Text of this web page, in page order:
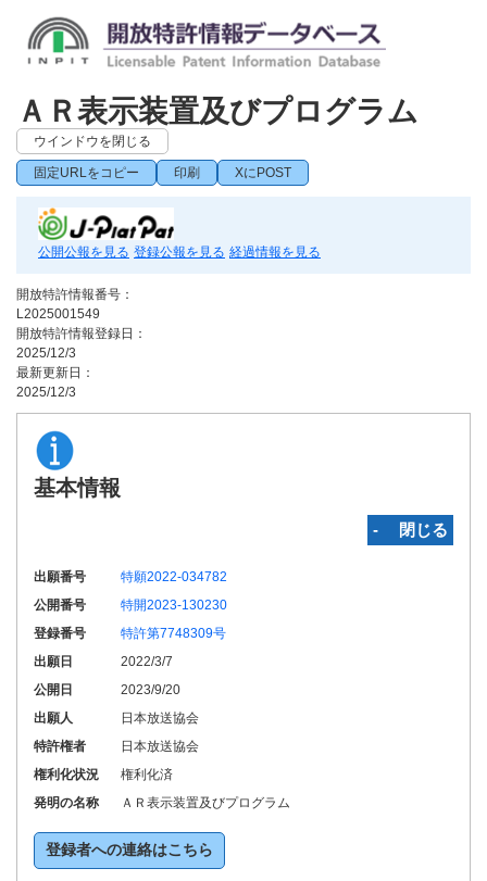
ＡＲ表示装置及びプログラム
ウインドウを閉じる
固定URLをコピー 印刷 XにPOST
公開公報を見る 登録公報を見る 経過情報を見る
開放特許情報番号：
L2025001549
開放特許情報登録日：
2025/12/3
最新更新日：
2025/12/3
基本情報
‐ 閉じる
出願番号
特願2022-034782
公開番号
特開2023-130230
登録番号
特許第7748309号
出願日
2022/3/7
公開日
2023/9/20
出願人
日本放送協会
特許権者
日本放送協会
権利化状況
権利化済
発明の名称
ＡＲ表示装置及びプログラム
登録者への連絡はこちら